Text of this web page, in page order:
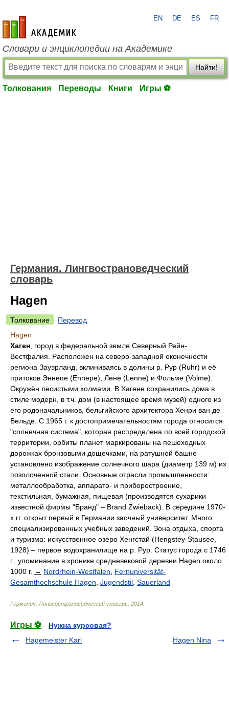
academic.ru
EN DE ES FR
Словари и энциклопедии на Академике
Найти!
Толкования Переводы Книги Игры ⚽
Германия. Лингвострановедческий
словарь
Hagen
Толкование
Перевод
Hagen
Хаген , город в федеральной земле Северный Рейн-
Вестфалия. Расположен на северо-западной оконечности
региона Зауэрланд, вклиниваясь в долины р. Рур (Ruhr) и её
притоков Эннепе (Ennepe), Лене (Lenne) и Фольме (Volme).
Окружён лесистыми холмами. В Хагене сохранились дома в
стиле модерн, в т.ч. дом (в настоящее время музей) одного из
его родоначальников, бельгийского архитектора Хенри ван де
Вельде. С 1965 г. к достопримечательностям города относится
"солнечная система", которая распределена по всей городской
территории, орбиты планет маркированы на пешеходных
дорожках бронзовыми дощечками, на ратушной башне
установлено изображение солнечного шара (диаметр 139 м) из
позолоченной стали. Основные отрасли промышленности:
металлообработка, аппарато- и приборостроение,
текстильная, бумажная, пищевая (производятся сухарики
известной фирмы "Бранд" – Brand Zwieback). В середине 1970-
х гг. открыт первый в Германии заочный университет. Много
специализированных учебных заведений. Зона отдыха, спорта
и туризма: искусственное озеро Хенгстай (Hengstey-Stausee,
1928) – первое водохранилище на р. Рур. Статус города с 1746
г., упоминание в хронике средневековой деревни Hagen около
1000 г. → Nordrhein-Westfalen
Fernuniversität-
Gesamthochschule Hagen Jugendstil Sauerland
Германия. Лингвострановедческий словарь 2014
Игры ⚽
Нужна курсовая?
Hagemeister Karl
Hagen Nina